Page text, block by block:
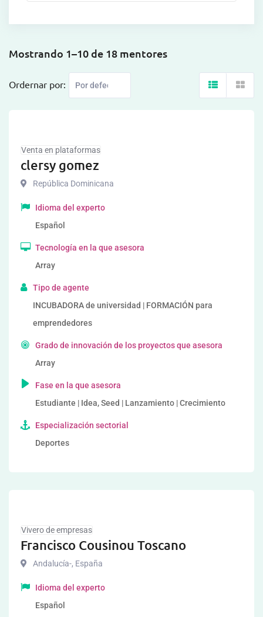
Mostrando 1–10 de 18 mentores
Ordernar por:
Venta en plataformas
clersy gomez
República Dominicana
Idioma del experto
Español
Tecnología en la que asesora
Array
Tipo de agente
INCUBADORA de universidad | FORMACIÓN para
emprendedores
Grado de innovación de los proyectos que asesora
Array
Fase en la que asesora
Estudiante | Idea, Seed | Lanzamiento | Crecimiento
Especialización sectorial
Deportes
Vivero de empresas
Francisco Cousinou Toscano
Andalucía-, España
Idioma del experto
Español